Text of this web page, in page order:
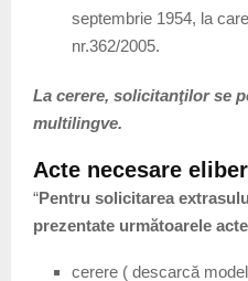
septembrie 1954, la
nr.362/2005.
La cerere, solicitanţilor se
multilingve.
Acte necesare
“Pentru solicitarea
prezentate următoarele
cerere ( descarcă model